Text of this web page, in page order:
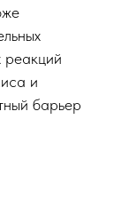
реакций
и
барьер